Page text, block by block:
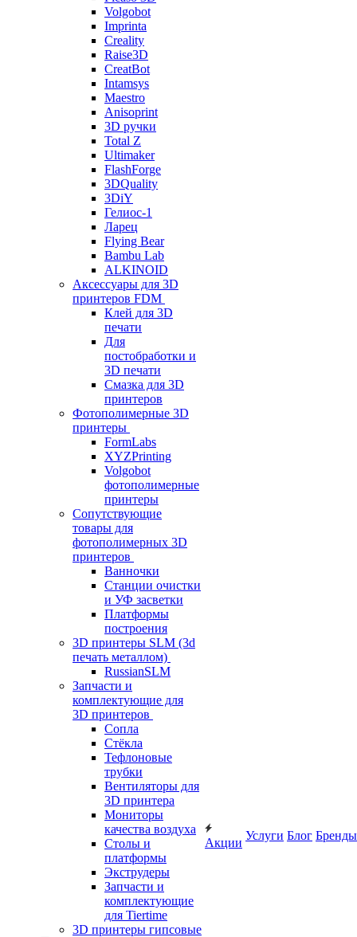
Volgobot
Imprinta
Creality
Raise3D
CreatBot
Intamsys
Maestro
Anisoprint
3D ручки
Total Z
Ultimaker
FlashForge
3DQuality
3DiY
Гелиос-1
Ларец
Flying Bear
Bambu Lab
ALKINOID
Аксессуары для 3D
принтеров FDM
Клей для 3D
печати
Для
постобработки и
3D печати
Смазка для 3D
принтеров
Фотополимерные 3D
принтеры
FormLabs
XYZPrinting
Volgobot
фотополимерные
принтеры
Сопутствующие
товары для
фотополимерных 3D
принтеров
Ванночки
Станции очистки
и УФ засветки
Платформы
построения
3D принтеры SLM (3d
печать металлом)
RussianSLM
Запчасти и
комплектующие для
3D принтеров
Сопла
Cтёкла
Тефлоновые
трубки
Вентиляторы для
3D принтера
Мониторы
качества воздуха
Столы и
платформы
Экструдеры
Запчасти и
комплектующие
для Tiertime
3D принтеры гипсовые
Акции
Услуги Блог Бренды